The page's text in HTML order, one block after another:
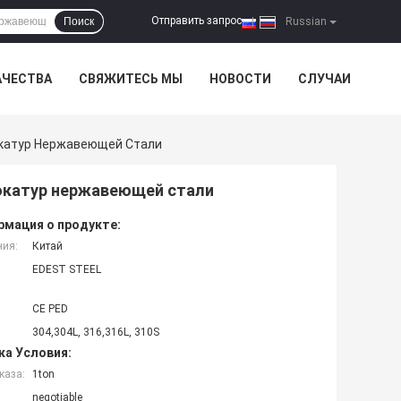
Russian
Отправить запрос |
Поиск
СВЯЖИТЕСЬ МЫ НОВОСТИ СЛУЧАИ
Нержавеющей Стали
нержавеющей стали
о продукте:
Китай
EDEST STEEL
CE PED
304,304L, 316,316L, 310S
Условия:
1ton
negotiable